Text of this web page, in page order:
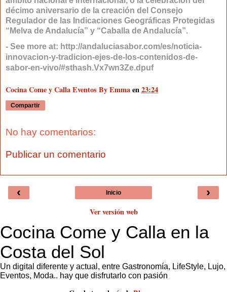
décimo aniversario de la creación del Consejo
Regulador de las Indicaciones Geográficas Protegidas
“Melva de Andalucía” y “Caballa de Andalucía”.
- See more at: http://andaluciasabor.com/es/noticia-
innovacion-y-tradicion-ejes-de-los-contenidos-de-
sabor-en-vivo/#sthash.Vx7wn3Ze.dpuf
Cocina Come y Calla Eventos By Emmaen23:24
Compartir
No hay comentarios:
Publicar un comentario
‹ ›
Inicio
Ver versión web
Cocina Come y Calla en la
Costa del Sol
Un digital diferente y actual, entre Gastronomía, LifeStyle, Lujo,
Eventos, Moda.. hay que disfrutarlo con pasión